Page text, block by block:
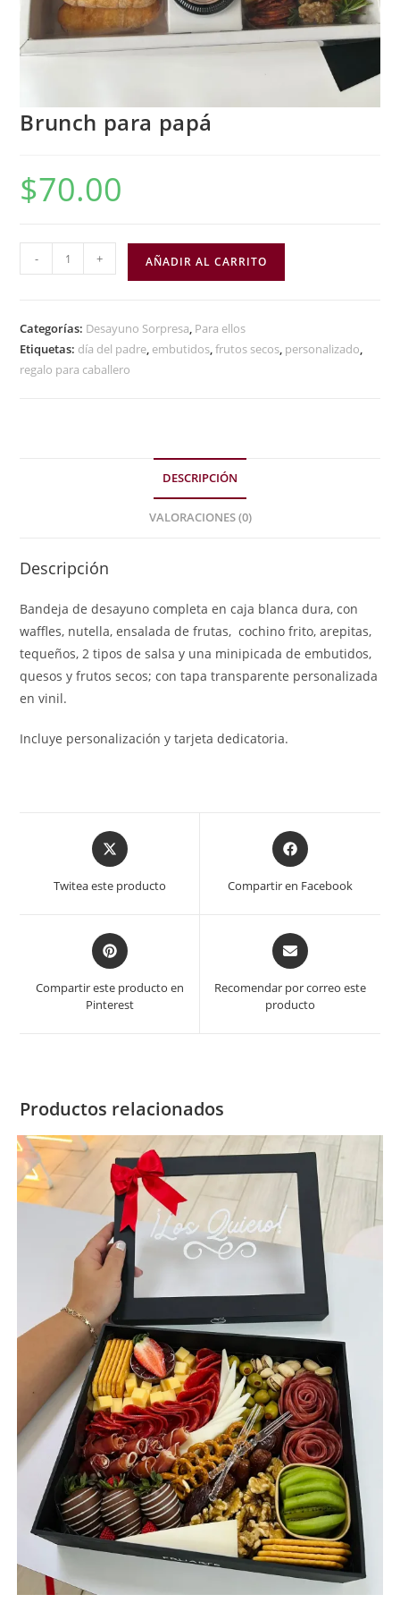
Brunch para papá
$70.00
- + AÑADIR AL CARRITO
Categorías: Desayuno Sorpresa, Para ellos
Etiquetas: día del padre, embutidos,frutos secos, personalizado,
regalo para caballero
DESCRIPCIÓN
VALORACIONES (0)
Descripción
Bandeja de desayuno completa en caja blanca dura, con
waffles, nutella, ensalada de frutas, cochino frito, arepitas,
tequeños, 2 tipos de salsa y una minipicada de embutidos,
quesos y frutos secos; con tapa transparente personalizada
en vinil.
Incluye personalización y tarjeta dedicatoria.
Twitea este producto Compartir en Facebook
Compartir este producto en
Pinterest
Recomendar por correo este
producto
Productos relacionados